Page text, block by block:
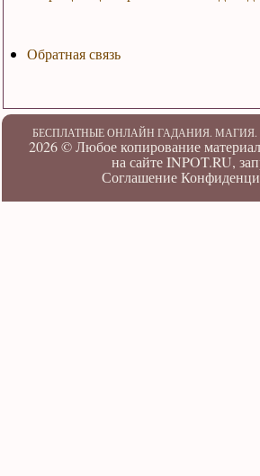
Обратная связь
БЕСПЛАТНЫЕ ОНЛАЙН ГАДАНИЯ. МАГИЯ.
2026 ©Любое копирование
на сайте INPOT.RU,
Соглашение